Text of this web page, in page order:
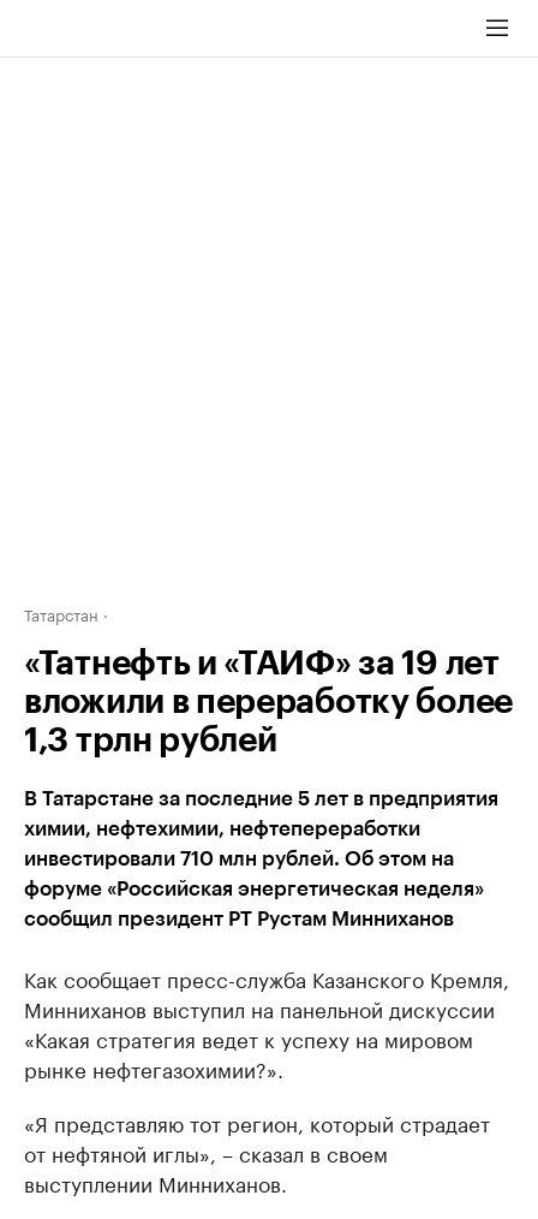
Татарстан
«Татнефть и «ТАИФ» за 19 лет
вложили в переработку более
1,3 трлн рублей
В Татарстане за последние 5 лет в предприятия
химии, нефтехимии, нефтепереработки
инвестировали 710 млн рублей. Об этом на
форуме «Российская энергетическая неделя»
сообщил президент РТ Рустам Минниханов
Как сообщает пресс-служба Казанского Кремля,
Минниханов выступил на панельной дискуссии
«Какая стратегия ведет к успеху на мировом
рынке нефтегазохимии?».
«Я представляю тот регион, который страдает
от нефтяной иглы», – сказал в своем
выступлении Минниханов.